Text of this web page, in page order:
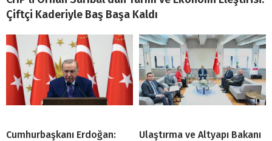
Çiftçi Kaderiyle Baş Başa Kaldı
Cumhurbaşkanı Erdoğan:
Ulaştırma ve Altyapı Bakanı